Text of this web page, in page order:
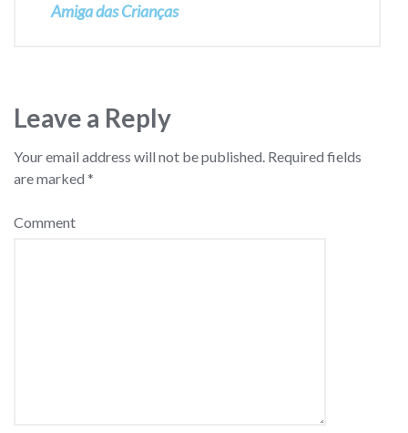
Amiga das Crianças
Leave a Reply
Your email address will not be published. Required fields
are marked *
Comment